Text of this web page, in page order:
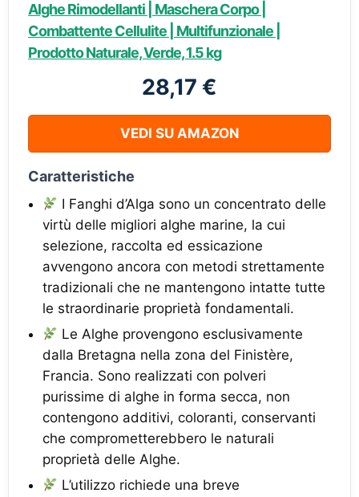
Alghe Rimodellanti | Maschera Corpo |
Combattente Cellulite | Multifunzionale |
Prodotto Naturale, Verde, 1.5 kg
28,17 €
VEDI SU AMAZON
Caratteristiche
I Fanghi d’Alga sono un concentrato delle
virtù delle migliori alghe marine, la cui
selezione, raccolta ed essicazione
avvengono ancora con metodi strettamente
tradizionali che ne mantengono intatte tutte
le straordinarie proprietà fondamentali.
Le Alghe provengono esclusivamente
dalla Bretagna nella zona del Finistère,
Francia. Sono realizzati con polveri
purissime di alghe in forma secca, non
contengono additivi, coloranti, conservanti
che comprometterebbero le naturali
proprietà delle Alghe.
L’utilizzo richiede una breve